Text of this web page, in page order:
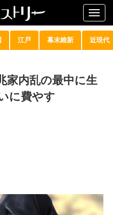
江戸 幕末維新 近現代
家内乱の最中に生
に費やす